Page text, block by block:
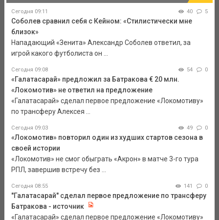
Сегодня 09:11 40 5
Соболев сравнил себя с Кейном: «Стилистически мне
близок»
Нападающий «Зенита» Александр Соболев ответил, за
игрой какого футболиста он ...
Сегодня 09:08 54 0
«Галатасарай» предложил за Батракова € 20 млн.
«Локомотив» не ответил на предложение
«Галатасарай» сделал первое предложение «Локомотиву»
по трансферу Алексея ...
Сегодня 09:03 49 0
«Локомотив» повторил один из худших стартов сезона в
своей истории
«Локомотив» не смог обыграть «Акрон» в матче 3-го тура
РПЛ, завершив встречу без ...
Сегодня 08:55 141 0
"Галатасарай" сделал первое предложение по трансферу
Батракова - источник
«Галатасарай» сделал первое предложение «Локомотиву»